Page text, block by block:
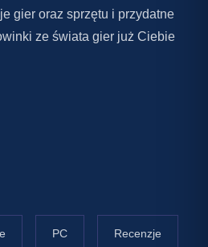
gier oraz sprzętu i przydatne
ze świata gier już Ciebie
PC Recenzje